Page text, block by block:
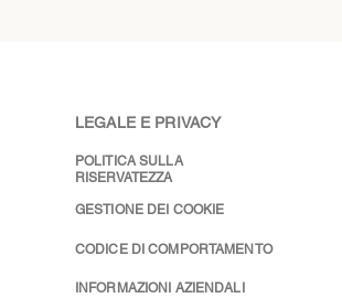
LEGALE E PRIVACY
POLITICA SULLA
RISERVATEZZA
GESTIONE DEI COOKIE
CODICE DI COMPORTAMENTO
INFORMAZIONI AZIENDALI